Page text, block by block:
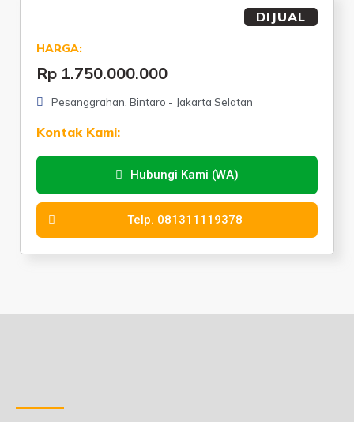
DIJUAL
HARGA:
Rp 1.750.000.000
Pesanggrahan, Bintaro - Jakarta Selatan
Kontak Kami:
Hubungi Kami (WA)
Telp. 081311119378